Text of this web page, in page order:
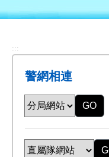
:::
警網相連
GO